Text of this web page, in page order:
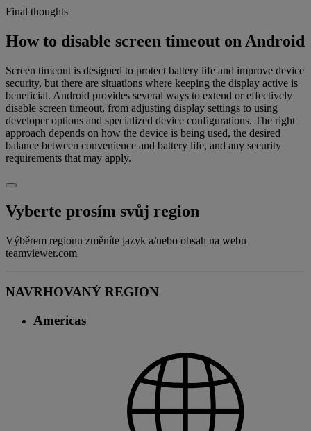
Final thoughts
How to disable screen timeout on Android
Screen timeout is designed to protect battery life and improve device
security, but there are situations where keeping the display active is
beneficial. Android provides several ways to extend or effectively
disable screen timeout, from adjusting display settings to using
developer options and specialized device configurations. The right
approach depends on how the device is being used, the desired
balance between convenience and battery life, and any security
requirements that may apply.
Vyberte prosím svůj region
Výběrem regionu změníte jazyk a/nebo obsah na webu
teamviewer.com
NAVRHOVANÝ REGION
Americas